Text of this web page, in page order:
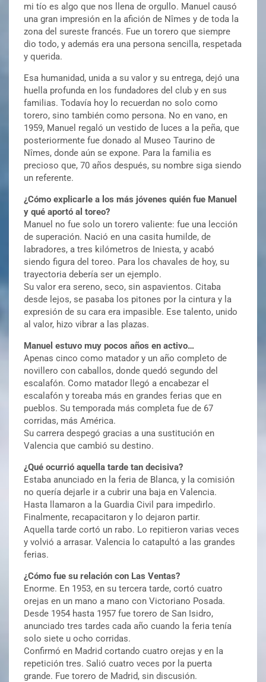
mi tío es algo que nos llena de orgullo. Manuel causó
una gran impresión en la afición de Nîmes y de toda la
zona del sureste francés. Fue un torero que siempre
dio todo, y además era una persona sencilla, respetada
y querida.
Esa humanidad, unida a su valor y su entrega, dejó una
huella profunda en los fundadores del club y en sus
familias. Todavía hoy lo recuerdan no solo como
torero, sino también como persona. No en vano, en
1959, Manuel regaló un vestido de luces a la peña, que
posteriormente fue donado al Museo Taurino de
Nîmes, donde aún se expone. Para la familia es
precioso que, 70 años después, su nombre siga siendo
un referente.
¿Cómo explicarle a los más jóvenes quién fue Manuel
y qué aportó al toreo?
Manuel no fue solo un torero valiente: fue una lección
de superación. Nació en una casita humilde, de
labradores, a tres kilómetros de Iniesta, y acabó
siendo figura del toreo. Para los chavales de hoy, su
trayectoria debería ser un ejemplo.
Su valor era sereno, seco, sin aspavientos. Citaba
desde lejos, se pasaba los pitones por la cintura y la
expresión de su cara era impasible. Ese talento, unido
al valor, hizo vibrar a las plazas.
Manuel estuvo muy pocos años en activo…
Apenas cinco como matador y un año completo de
novillero con caballos, donde quedó segundo del
escalafón. Como matador llegó a encabezar el
escalafón y toreaba más en grandes ferias que en
pueblos. Su temporada más completa fue de 67
corridas, más América.
Su carrera despegó gracias a una sustitución en
Valencia que cambió su destino.
¿Qué ocurrió aquella tarde tan decisiva?
Estaba anunciado en la feria de Blanca, y la comisión
no quería dejarle ir a cubrir una baja en Valencia.
Hasta llamaron a la Guardia Civil para impedirlo.
Finalmente, recapacitaron y lo dejaron partir.
Aquella tarde cortó un rabo. Lo repitieron varias veces
y volvió a arrasar. Valencia lo catapultó a las grandes
ferias.
¿Cómo fue su relación con Las Ventas?
Enorme. En 1953, en su tercera tarde, cortó cuatro
orejas en un mano a mano con Victoriano Posada.
Desde 1954 hasta 1957 fue torero de San Isidro,
anunciado tres tardes cada año cuando la feria tenía
solo siete u ocho corridas.
Confirmó en Madrid cortando cuatro orejas y en la
repetición tres. Salió cuatro veces por la puerta
grande. Fue torero de Madrid, sin discusión.